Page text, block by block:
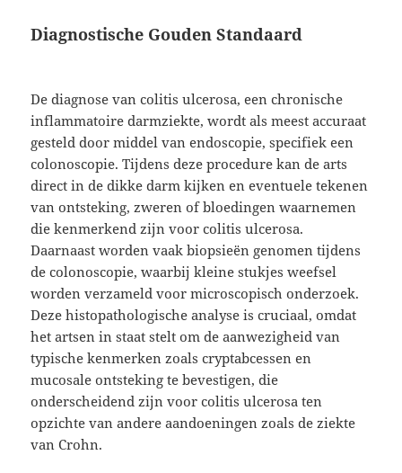
Diagnostische Gouden Standaard
De diagnose van colitis ulcerosa, een chronische
inflammatoire darmziekte, wordt als meest accuraat
gesteld door middel van endoscopie, specifiek een
colonoscopie. Tijdens deze procedure kan de arts
direct in de dikke darm kijken en eventuele tekenen
van ontsteking, zweren of bloedingen waarnemen
die kenmerkend zijn voor colitis ulcerosa.
Daarnaast worden vaak biopsieën genomen tijdens
de colonoscopie, waarbij kleine stukjes weefsel
worden verzameld voor microscopisch onderzoek.
Deze histopathologische analyse is cruciaal, omdat
het artsen in staat stelt om de aanwezigheid van
typische kenmerken zoals cryptabcessen en
mucosale ontsteking te bevestigen, die
onderscheidend zijn voor colitis ulcerosa ten
opzichte van andere aandoeningen zoals de ziekte
van Crohn.